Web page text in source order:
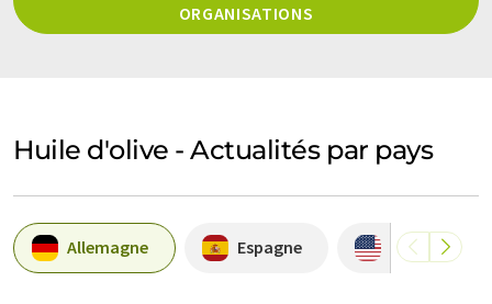
ORGANISATIONS
Huile d'olive - Actualités par pays
Allemagne Espagne Etats-Unis